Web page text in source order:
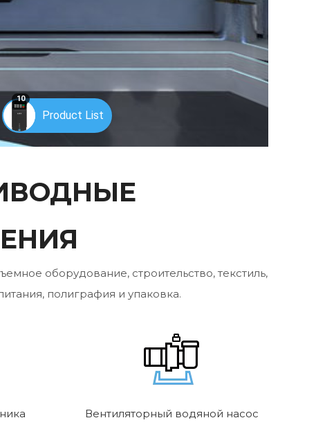
оборудование, строительство, текстиль,
полиграфия и упаковка.
Вентиляторный водяной насос